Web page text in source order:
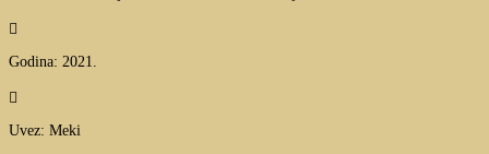

Godina: 2021.

Uvez: Meki